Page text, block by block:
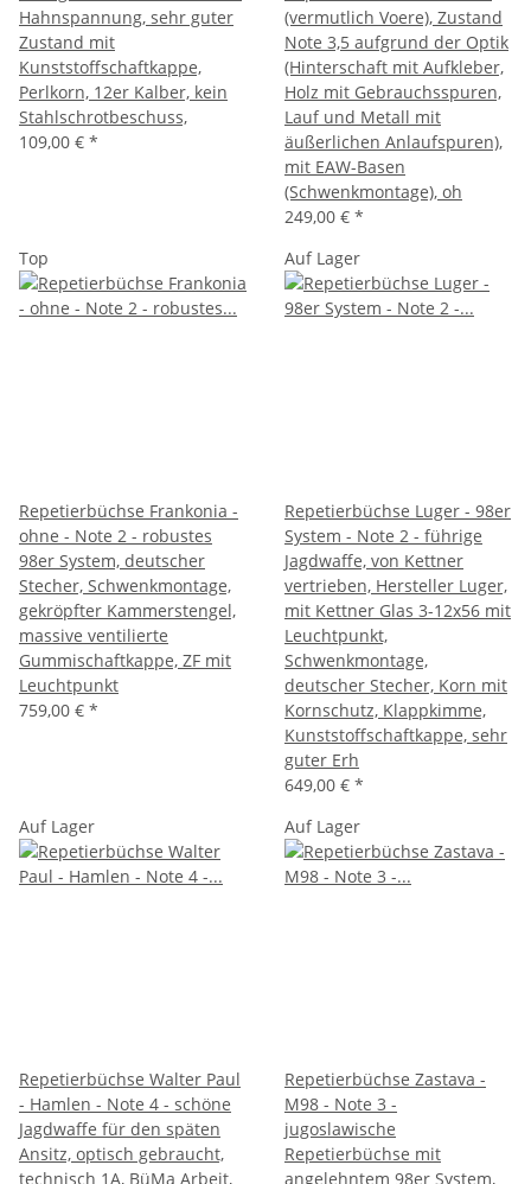
Hahnspannung, sehr guter
Zustand mit
Kunststoffschaftkappe,
Perlkorn, 12er Kalber, kein
Stahlschrotbeschuss,
109,00 € *
(vermutlich Voere), Zustand
Note 3,5 aufgrund der Optik
(Hinterschaft mit Aufkleber,
Holz mit Gebrauchsspuren,
Lauf und Metall mit
äußerlichen Anlaufspuren),
mit EAW-Basen
(Schwenkmontage), oh
249,00 € *
Top
Repetierbüchse Frankonia -
ohne - Note 2 - robustes
98er System, deutscher
Stecher, Schwenkmontage,
gekröpfter Kammerstengel,
massive ventilierte
Gummischaftkappe, ZF mit
Leuchtpunkt
759,00 € *
Auf Lager
Repetierbüchse Luger - 98er
System - Note 2 - führige
Jagdwaffe, von Kettner
vertrieben, Hersteller Luger,
mit Kettner Glas 3-12x56 mit
Leuchtpunkt,
Schwenkmontage,
deutscher Stecher, Korn mit
Kornschutz, Klappkimme,
Kunststoffschaftkappe, sehr
guter Erh
649,00 € *
Auf Lager
Repetierbüchse Walter Paul
- Hamlen - Note 4 - schöne
Jagdwaffe für den späten
Ansitz, optisch gebraucht,
technisch 1A, BüMa Arbeit,
Auf Lager
Repetierbüchse Zastava -
M98 - Note 3 -
jugoslawische
Repetierbüchse mit
angelehntem 98er System,